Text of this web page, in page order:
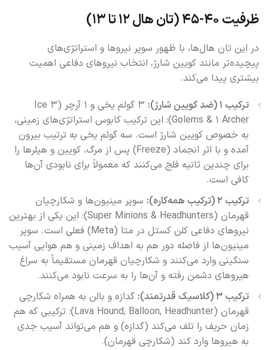
ظرفیت ۴۰-۴۵ (تان هال ۱۲ تا ۱۳)
در این تان هال‌ها، با ظهور سوپر نیروها و استراتژی‌های
پیچیده‌تر مانند کویین شارژ، انتخاب نیروهای دفاعی اهمیت
بیشتری پیدا می‌کند.
ترکیب ۱ (ضد کویین شارژ):
۳ گولم یخی و ۱ آرچر (3 Ice
Golems & 1 Archer): این ترکیب کابوس استراتژی‌های زمینی،
به خصوص کویین شارژ است. سه گولم یخی به ترتیب بیرون
آمده و با اثر انجماد (Freeze) پس از مرگ، کویین و هیلرها را
برای چندین ثانیه فلج می‌کنند که معمولاً برای نابودی آن‌ها
کافی است.
ترکیب ۲ (ترکیب همه‌کاره):
سوپر مینیون‌ها و شکارچیان
قهرمان (Super Minions & Headhunters): این یکی از بهترین
نیروهای دفاعی کلن کستل در متا (Meta) فعلی است. سوپر
مینیون‌ها از فاصله دور هم به اهداف زمینی و هم هوایی آسیب
سنگینی وارد می‌کنند و شکارچیان قهرمان مستقیماً به سراغ
هیروهای دشمن رفته و آن‌ها را به سرعت نابود می‌کنند.
ترکیب ۳ (کلاسیک قدرتمند):
گدازه و بالن به همراه شکارچی
قهرمان (Lava Hound, Balloon, Headhunter): ترکیبی که هم
زمان حریف را تلف می‌کند (گدازه) و هم می‌تواند آسیب جدی
به هیروها وارد کند (شکارچی قهرمان).